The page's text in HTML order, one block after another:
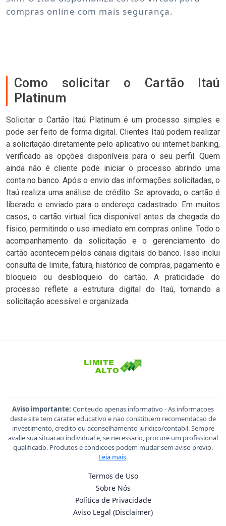
compras online com mais segurança.
Como solicitar o Cartão Itaú
Platinum
Solicitar o Cartão Itaú Platinum é um processo simples e
pode ser feito de forma digital. Clientes Itaú podem realizar
a solicitação diretamente pelo aplicativo ou internet banking,
verificado as opções disponíveis para o seu perfil. Quem
ainda não é cliente pode iniciar o processo abrindo uma
conta no banco. Após o envio das informações solicitadas, o
Itaú realiza uma análise de crédito. Se aprovado, o cartão é
liberado e enviado para o endereço cadastrado. Em muitos
casos, o cartão virtual fica disponível antes da chegada do
físico, permitindo o uso imediato em compras online. Todo o
acompanhamento da solicitação e o gerenciamento do
cartão acontecem pelos canais digitais do banco. Isso inclui
consulta de limite, fatura, histórico de compras, pagamento e
bloqueio ou desbloqueio do cartão. A praticidade do
processo reflete a estrutura digital do Itaú, tornando a
solicitação acessível e organizada.
Aviso importante: Conteudo apenas informativo - As informacoes
deste site tem carater educativo e nao constituem recomendacao de
investimento, credito ou aconselhamento juridico/contabil. Sempre
avalie sua situacao individual e, se necessario, procure um profissional
qualificado. Produtos e condicoes podem mudar sem aviso previo.
Leia mais.
Termos de Uso
Sobre Nós
Política de Privacidade
Aviso Legal (Disclaimer)